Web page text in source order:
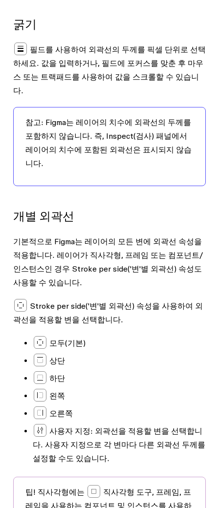
굵기
필드를 사용하여 외곽선의 두께를 픽셀 단위로 선택
하세요. 값을 입력하거나, 필드에 포커스를 맞춘 후 마우
스 또는 트랙패드를 사용하여 값을 스크롤할 수 있습니
다.
참고: Figma는 레이어의 치수에 외곽선의 두께를
포함하지 않습니다. 즉, Inspect(검사) 패널에서
레이어의 치수에 포함된 외곽선은 표시되지 않습
니다.
개별 외곽선
기본적으로 Figma는 레이어의 모든 변에 외곽선 속성을
적용합니다. 레이어가 직사각형, 프레임 또는 컴포넌트/
인스턴스인 경우 Stroke per side('변'별 외곽선) 속성도
사용할 수 있습니다.
Stroke per side('변'별 외곽선) 속성을 사용하여 외
곽선을 적용할 변을 선택합니다.
모두(기본)
상단
하단
왼쪽
오른쪽
사용자 지정: 외곽선을 적용할 변을 선택합니
다. 사용자 지정으로 각 변마다 다른 외곽선 두께를
설정할 수도 있습니다.
팁! 직사각형에는
직사각형 도구, 프레임, 프
레임을 사용하는 컴포넌트 및 인스턴스를 사용하